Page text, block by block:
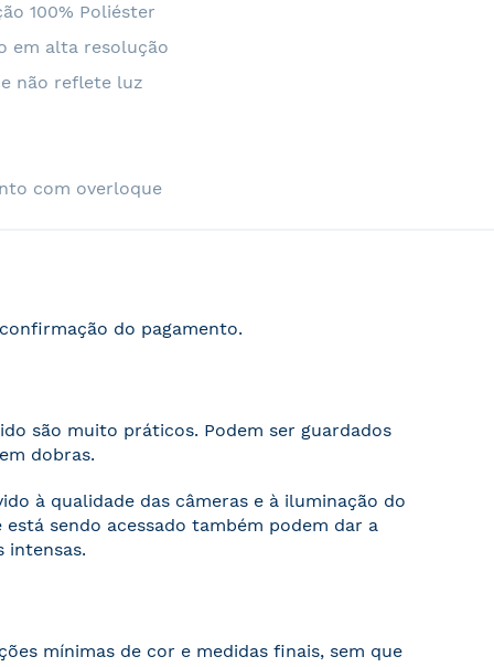
100% Poliéster
em alta resolução
não reflete luz
com overloque
do pagamento.
são muito práticos. Podem ser guardados
dobras.
à qualidade das câmeras e à iluminação do
sendo acessado também podem dar a
intensas.
mínimas de cor e medidas finais, sem que